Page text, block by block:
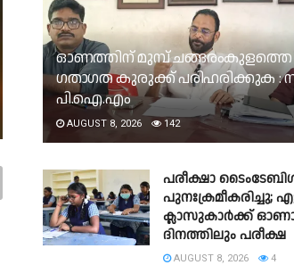
ഓണത്തിന് മുമ്പ് ചങ്ങരംകുളത്തെ
ഗതാഗത കുരുക്ക് പരിഹരിക്കുക :
പി.ഐ.എം
AUGUST 8, 2026 142
പരീക്ഷാ
പുനഃക്രമീകരിച്ചു;
ക്ലാസുകാർക്ക്
ദിനത്തിലും പരീക്ഷ
AUGUST 8, 2026 4